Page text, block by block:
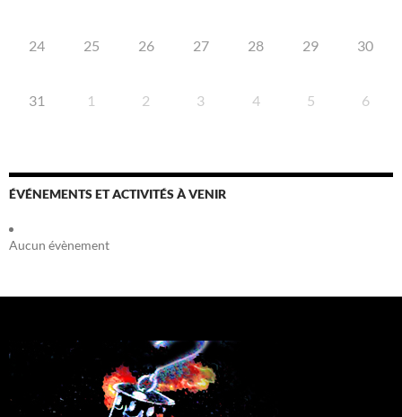
24 25 26 27 28 29 30
31 1 2 3 4 5 6
ÉVÉNEMENTS ET ACTIVITÉS À VENIR
Aucun évènement